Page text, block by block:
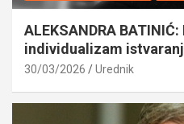
ALEKSANDRA
individualizam
30/03/2026 Urednik